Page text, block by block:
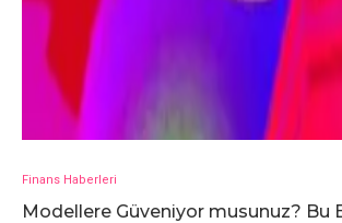
Finans Haberleri
Modellere Güveniyor musunuz? Bu